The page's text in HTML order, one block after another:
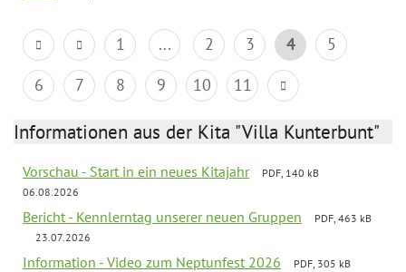
1 ... 2 3 4
5
6
7 8 9 10 11
Informationen aus der Kita "Villa Kunterbunt"
Vorschau - Start in ein neues Kitajahr
PDF, 140 kB
06.08.2026
Bericht - Kennlerntag unserer neuen Gruppen
PDF, 463 kB
23.07.2026
Information - Video zum Neptunfest 2026
PDF, 305 kB